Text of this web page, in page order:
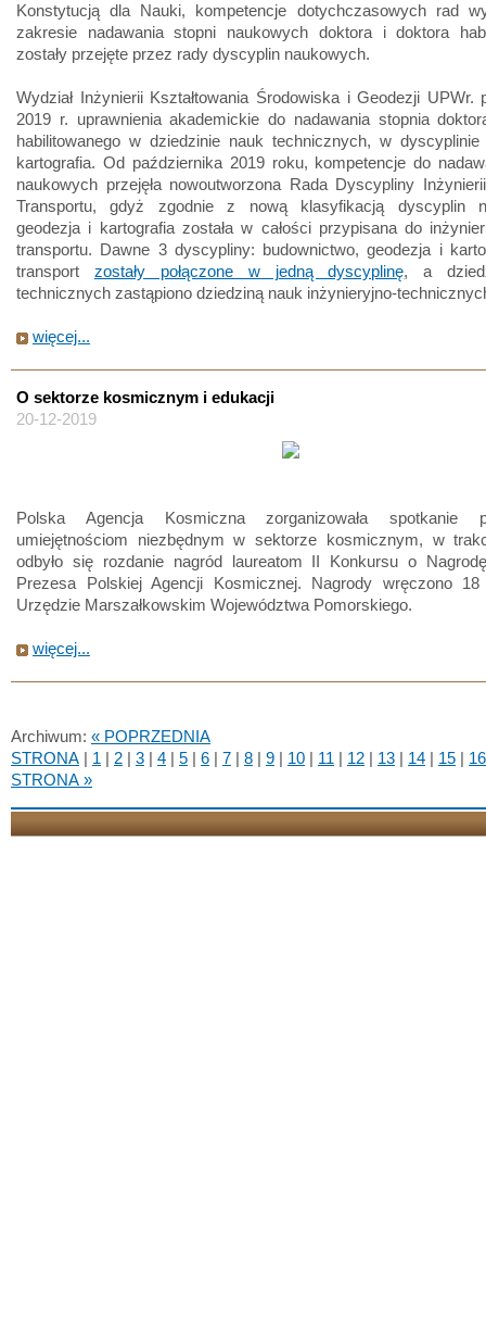
Konstytucją dla Nauki, kompetencje dotychczasowych rad
zakresie nadawania stopni naukowych doktora i doktora
zostały przejęte przez rady dyscyplin naukowych.
Wydział Inżynierii Kształtowania Środowiska i Geodezji UPWr.
2019 r. uprawnienia akademickie do nadawania stopnia
habilitowanego w dziedzinie nauk technicznych, w
kartografia. Od października 2019 roku, kompetencje do
naukowych przejęła nowoutworzona Rada Dyscypliny
Transportu, gdyż zgodnie z nową klasyfikacją dyscyplin
geodezja i kartografia została w całości przypisana do
transportu. Dawne 3 dyscypliny: budownictwo, geodezja i
transport zostały połączone w jedną dyscyplinę, a
technicznych zastąpiono dziedziną nauk inżynieryjno-
więcej...
O sektorze kosmicznym i edukacji
20-12-2019
Polska Agencja Kosmiczna zorganizowała spotkanie
umiejętnościom niezbędnym w sektorze kosmicznym, w
odbyło się rozdanie nagród laureatom II Konkursu o
Prezesa Polskiej Agencji Kosmicznej. Nagrody wręczono
Urzędzie Marszałkowskim Województwa Pomorskiego.
więcej...
Archiwum: « POPRZEDNIA
STRONA | 1 | 2 | 3 | 4 | 5 | 6 | 7 | 8 | 9 | 10 | 11 | 12 | 13 | 14 | 15 | 16
STRONA »